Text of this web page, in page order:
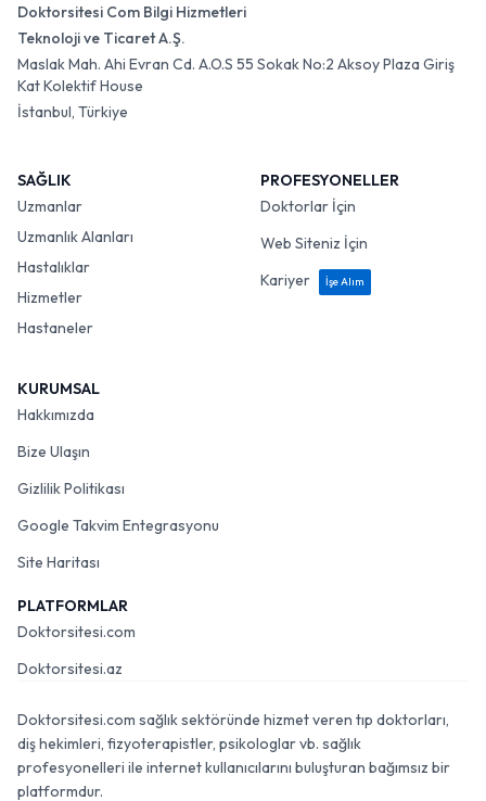
Doktorsitesi Com Bilgi Hizmetleri
Teknoloji ve Ticaret A.Ş.
Maslak Mah. Ahi Evran Cd. A.O.S 55 Sokak No:2 Aksoy Plaza Giriş
Kat Kolektif House
İstanbul, Türkiye
SAĞLIK
Uzmanlar
Uzmanlık Alanları
Hastalıklar
Hizmetler
Hastaneler
PROFESYONELLER
Doktorlar İçin
Web Siteniz İçin
Kariyer
İşe Alım
KURUMSAL
Hakkımızda
Bize Ulaşın
Gizlilik Politikası
Google Takvim Entegrasyonu
Site Haritası
PLATFORMLAR
Doktorsitesi.com
Doktorsitesi.az
Doktorsitesi.com sağlık sektöründe hizmet veren tıp doktorları,
diş hekimleri, fizyoterapistler, psikologlar vb. sağlık
profesyonelleri ile internet kullanıcılarını buluşturan bağımsız bir
platformdur.